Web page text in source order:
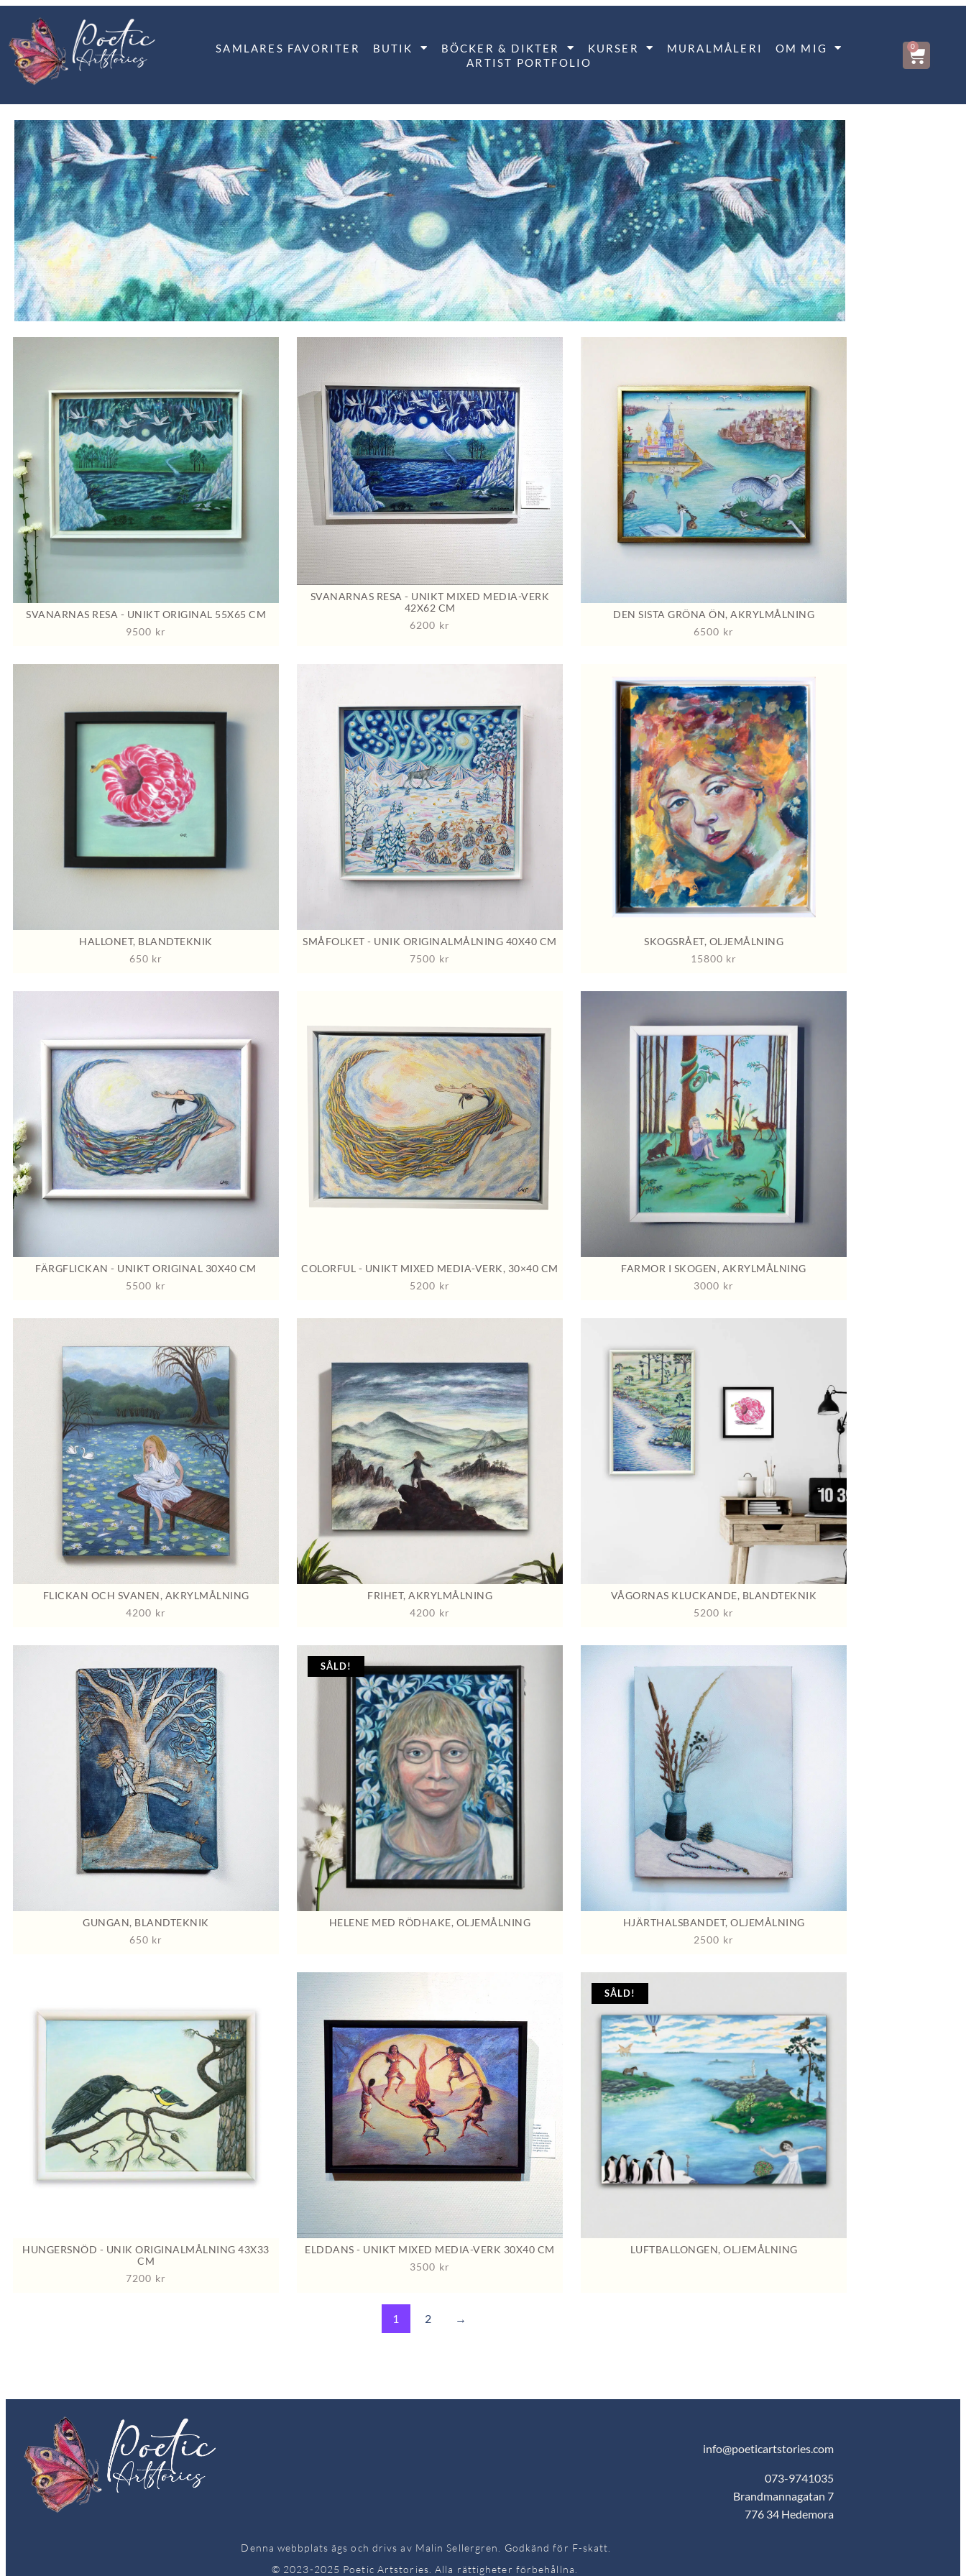
SAMLARES FAVORITER BUTIK BÖCKER & DIKTER KURSER MURALMÅLERI
OM MIG
ARTIST PORTFOLIO
0
SVANARNAS RESA - UNIKT ORIGINAL 55X65 CM
9500 kr
SVANARNAS RESA - UNIKT MIXED MEDIA-VERK
42X62 CM
6200 kr
DEN SISTA GRÖNA ÖN, AKRYLMÅLNING
6500 kr
HALLONET, BLANDTEKNIK
650 kr
SMÅFOLKET - UNIK ORIGINALMÅLNING 40X40 CM
7500 kr
SKOGSRÅET, OLJEMÅLNING
15800 kr
FÄRGFLICKAN - UNIKT ORIGINAL 30X40 CM
5500 kr
COLORFUL - UNIKT MIXED MEDIA-VERK, 30×40 CM
5200 kr
FARMOR I SKOGEN, AKRYLMÅLNING
3000 kr
FLICKAN OCH SVANEN, AKRYLMÅLNING
4200 kr
FRIHET, AKRYLMÅLNING
4200 kr
VÅGORNAS KLUCKANDE, BLANDTEKNIK
5200 kr
GUNGAN, BLANDTEKNIK
650 kr
SÅLD!
HELENE MED RÖDHAKE, OLJEMÅLNING
HJÄRTHALSBANDET, OLJEMÅLNING
2500 kr
HUNGERSNÖD - UNIK ORIGINALMÅLNING 43X33
CM
7200 kr
ELDDANS - UNIKT MIXED MEDIA-VERK 30X40 CM
3500 kr
SÅLD!
LUFTBALLONGEN, OLJEMÅLNING
1 2 →
info@poeticartstories.com
073-9741035
Brandmannagatan 7
776 34 Hedemora
Denna webbplats ägs och drivs av Malin Sellergren. Godkänd för F-skatt.
© 2023-2025 Poetic Artstories. Alla rättigheter förbehållna.